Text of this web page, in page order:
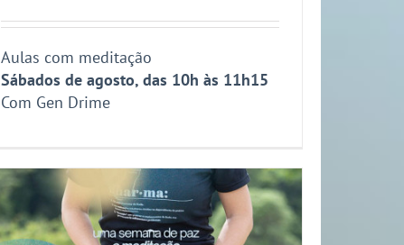
Aulas com meditação
Sábados de agosto, das 10h às 11h15
Com Gen Drime